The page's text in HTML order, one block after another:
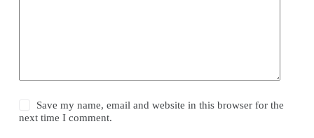
Save my name, email and website in this browser for the
next time I comment.